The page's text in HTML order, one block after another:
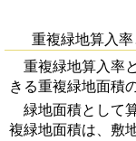
重複緑地算入率
重複緑地算入率
きる重複緑地面積
緑地面積として
複緑地面積は、敷